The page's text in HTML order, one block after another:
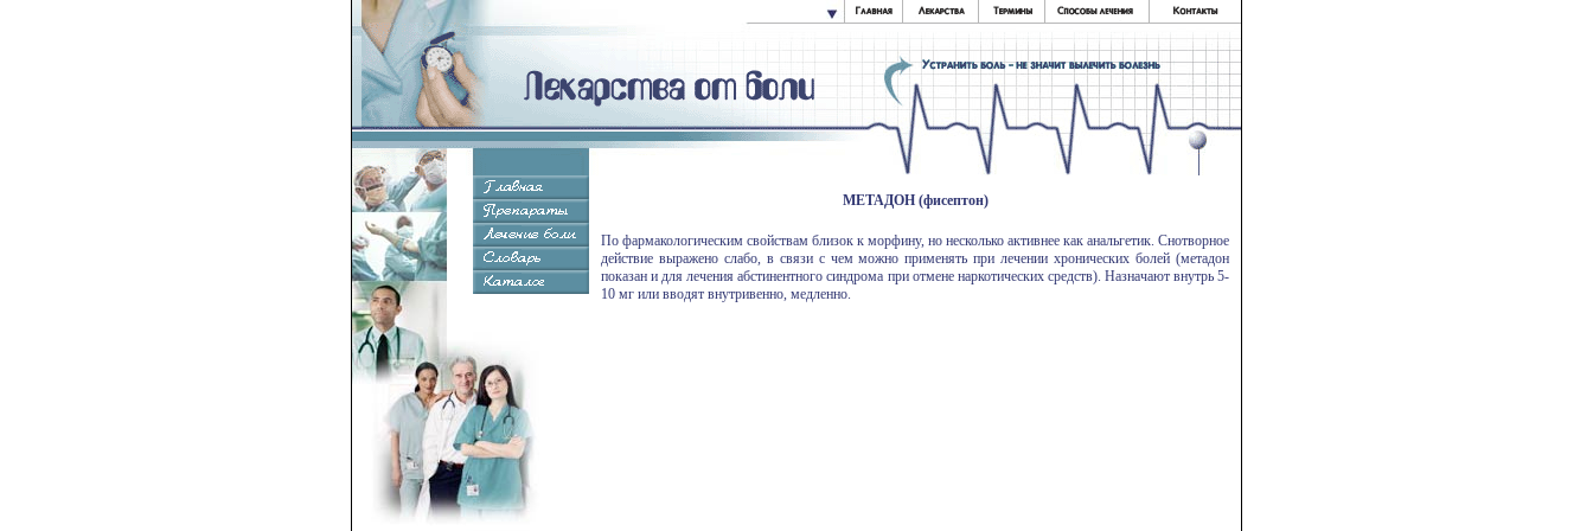
МЕТАДОН (фисептон)
По фармакологическим свойствам близок к морфину, но несколько активнее как анальгетик. Снотворное
действие выражено слабо, в связи с чем можно применять при лечении хронических болей (метадон
показан и для лечения абстинентного синдрома при отмене наркотических средств). Назначают внутрь 5-
10 мг или вводят внутривенно, медленно.